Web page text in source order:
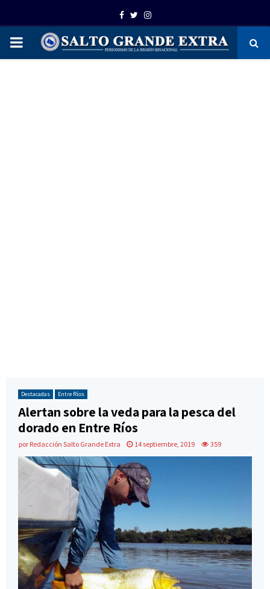
Facebook
TwitterInstagram
PRIMARY
Destacadas Entre Ríos
Alertan sobre la veda para la pesca del
dorado en Entre Ríos
por Redacción Salto Grande Extra 14 septiembre, 2019 359